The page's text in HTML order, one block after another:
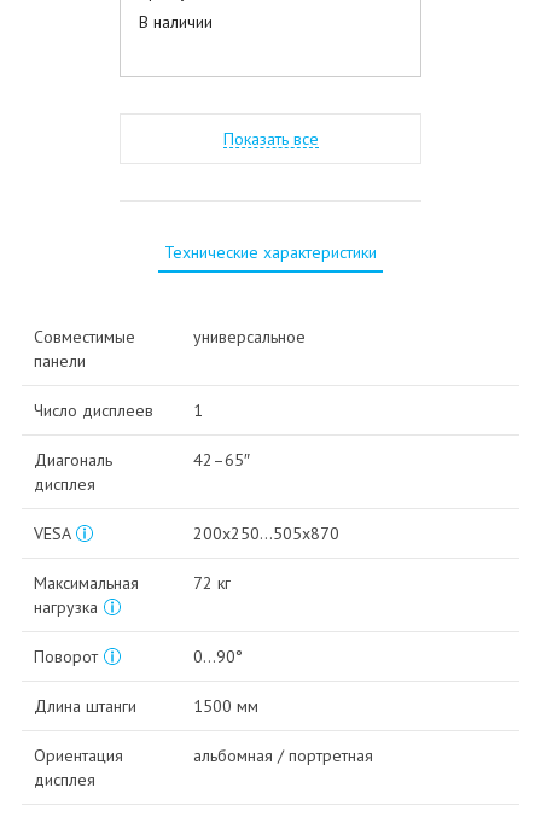
В наличии
Показать все
Технические характеристики
Совместимые
панели
универсальное
Число дисплеев 1
Диагональ
дисплея
42–65″
VESA 200x250…505x870
Максимальная
нагрузка
72 кг
Поворот 0…90°
Длина штанги 1500 мм
Ориентация
дисплея
альбомная / портретная